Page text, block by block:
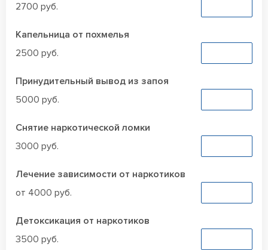
2700 руб.
Капельница от похмелья
2500 руб.
Принудительный вывод из запоя
5000 руб.
Снятие наркотической ломки
3000 руб.
Лечение зависимости от наркотиков
от 4000 руб.
Детоксикация от наркотиков
3500 руб.